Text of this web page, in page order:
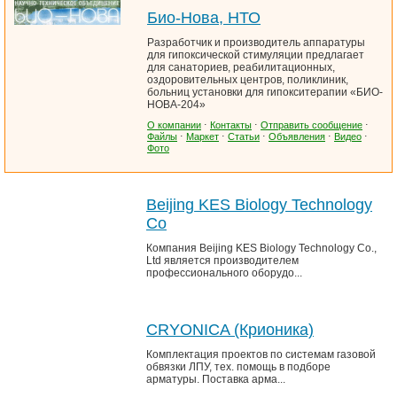
Био-Нова, НТО
Разработчик и производитель аппаратуры
для гипоксической стимуляции предлагает
для санаториев, реабилитационных,
оздоровительных центров, поликлиник,
больниц установки для гипокситерапии «БИО-
НОВА-204»
О компании ⋅ Контакты ⋅ Отправить сообщение ⋅
Файлы ⋅ Маркет ⋅ Статьи ⋅ Объявления ⋅ Видео ⋅
Фото
Beijing KES Biology Technology
Co
Компания Beijing KES Biology Technology Co.,
Ltd является производителем
профессионального оборудо...
CRYONICA (Крионика)
Комплектация проектов по системам газовой
обвязки ЛПУ, тех. помощь в подборе
арматуры. Поставка арма...